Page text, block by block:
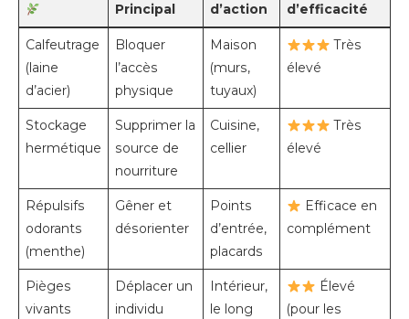
Principal
d’action
d’efficacité
Calfeutrage
(laine
d’acier)
Bloquer
l’accès
physique
Maison
(murs,
tuyaux)
Très
élevé
Stockage
hermétique
Supprimer la
source de
nourriture
Cuisine,
cellier
Très
élevé
Répulsifs
odorants
(menthe)
Gêner et
désorienter
Points
d’entrée,
placards
Efficace en
complément
Pièges
vivants
Déplacer un
individu
Intérieur,
le long
Élevé
(pour les